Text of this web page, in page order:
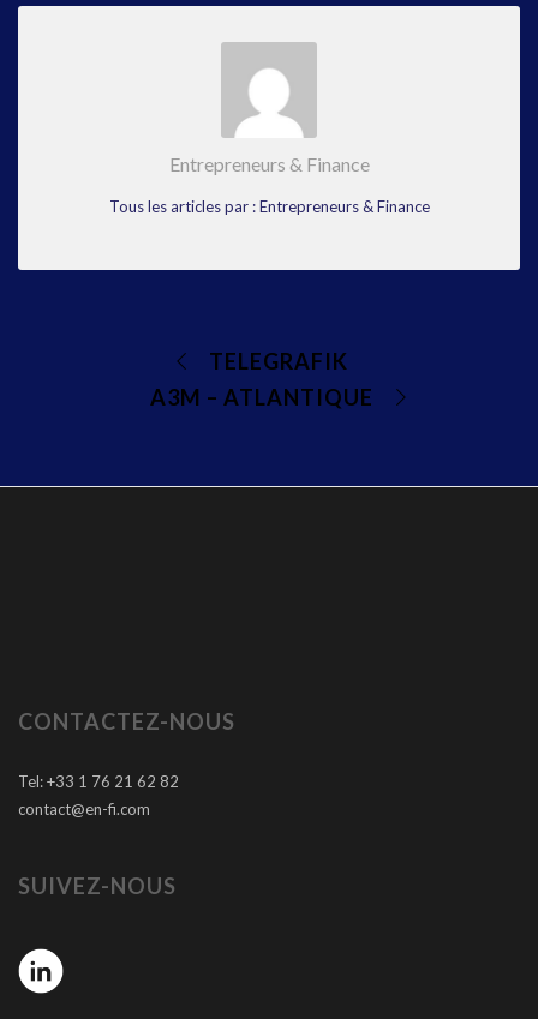
Entrepreneurs & Finance
Tous les articles par : Entrepreneurs & Finance
TELEGRAFIK
A3M – ATLANTIQUE
CONTACTEZ-NOUS
Tel: +33 1 76 21 62 82
contact@en-fi.com
SUIVEZ-NOUS